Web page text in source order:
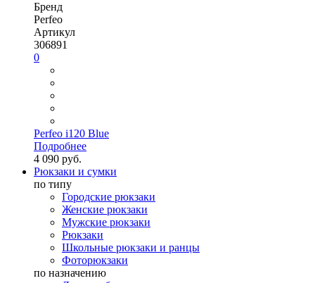
Бренд
Perfeo
Артикул
306891
0
Perfeo i120 Blue
Подробнее
4 090 руб.
Рюкзаки и сумки
по типу
Городские рюкзаки
Женские рюкзаки
Мужские рюкзаки
Рюкзаки
Школьные рюкзаки и ранцы
Фоторюкзаки
по назначению